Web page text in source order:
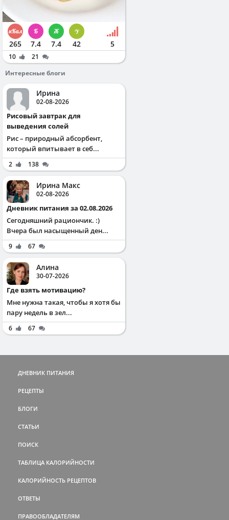
265 7.4 7.4 42 5
10
21
Интересные блоги
Ирина
02-08-2026
Рисовый завтрак для
выведения солей
Рис – природный абсорбент,
который впитывает в себ...
2 138
Ирина Макс
02-08-2026
Дневник питания за 02.08.2026
Сегодняшний рациончик. :)
Вчера был насыщенный ден...
9 67
Алина
30-07-2026
Где взять мотивацию?
Мне нужна такая, чтобы я хотя бы
пару недель в зел...
6 67
ДНЕВНИК ПИТАНИЯ
РЕЦЕПТЫ
БЛОГИ
СТАТЬИ
ПОИСК
ТАБЛИЦА КАЛОРИЙНОСТИ
КАЛОРИЙНОСТЬ РЕЦЕПТОВ
ОТВЕТЫ
ПРАВООБЛАДАТЕЛЯМ